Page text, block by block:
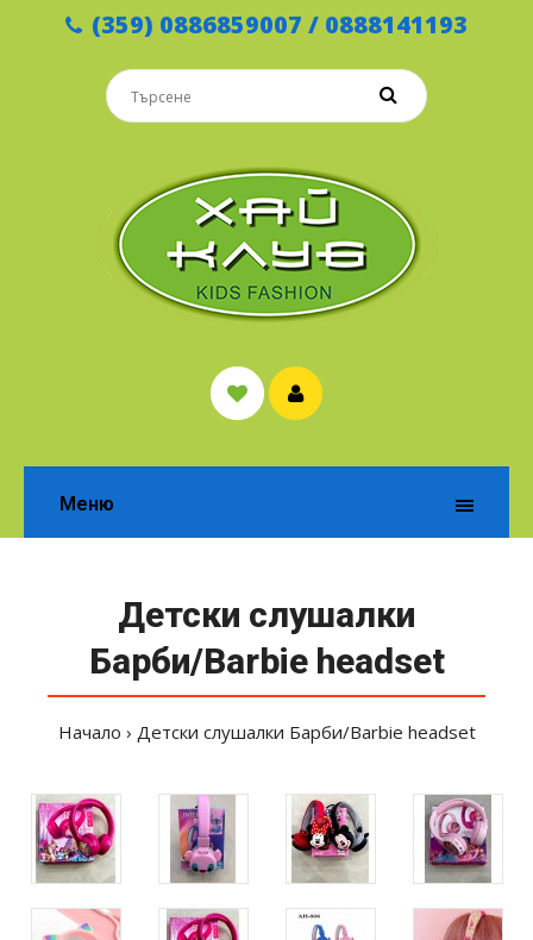
(359) 0886859007 / 0888141193
Меню
Детски слушалки
Барби/Barbie headset
Начало Детски слушалки Барби/Barbie headset